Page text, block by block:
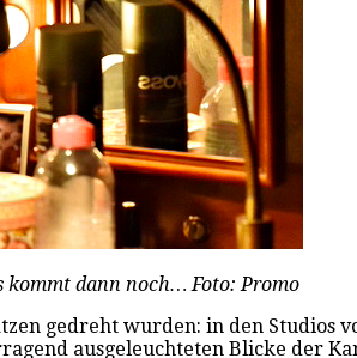
dann noch… Foto: Promo
gedreht wurden: in den Studios
ausgeleuchteten Blicke der